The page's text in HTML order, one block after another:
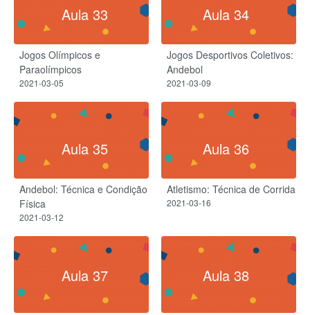
Aula 33
Jogos Olímpicos e
Paraolímpicos
2021-03-05
Aula 34
Jogos Desportivos Coletivos:
Andebol
2021-03-09
Aula 35
Andebol: Técnica e Condição
Física
2021-03-12
Aula 36
Atletismo: Técnica de Corrida
2021-03-16
Aula 37 Aula 38